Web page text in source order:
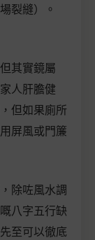
裂縫）。
其實鏡屬
人肝膽健
但如果廁所
屏風或門簾
除咗風水調
八字五行缺
至可以徹底